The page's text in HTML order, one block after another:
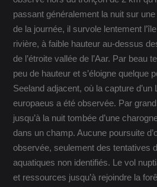
passant généralement la nuit sur
de la journée, il survole lentement
rivière, à faible hauteur au-dessus
de l’étroite vallée de l’Aar. Par beau
peu de hauteur et s’éloigne quelque
Seeland adjacent, où la capture d’un
europaeus a été observée. Par
jusqu’à la nuit tombée d’une
dans un champ. Aucune poursuite
observée, seulement des tentatives
aquatiques non identifiés. Le vol
et ressources jusqu’à rejoindre la